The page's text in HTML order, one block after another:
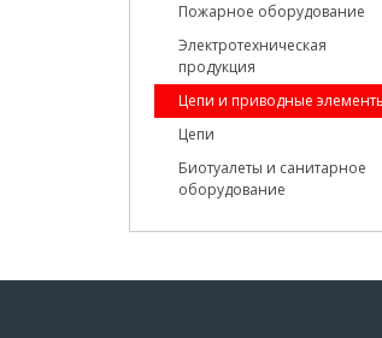
Пожарное оборудование
Электротехническая
продукция
Цепи и приводные
Цепи
Биотуалеты и санитарное
оборудование